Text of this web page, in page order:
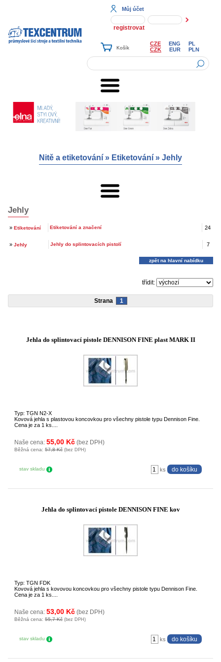
Můj účet
registrovat
CZE ENG
PL
CZK
EUR PLN
Nitě a etiketování » Etiketování » Jehly
Jehly
» Etiketování Etiketování a značení 24
» Jehly Jehly do splintovacích pistolí 7
zpět na hlavní nabídku
třídit:
Strana 1
Jehla do splintovací pistole DENNISON FINE plast MARK II
Typ: TGN N2-X
Kovová jehla s plastovou koncovkou pro všechny pistole typu Dennison Fine.
Cena je za 1 ks....
Naše cena: 55,00 Kč (bez DPH)
Běžná cena: 57,8 Kč (bez DPH)
stav skladu ks
Jehla do splintovací pistole DENNISON FINE kov
Typ: TGN FDK
Kovová jehla s kovovou koncovkou pro všechny pistole typu Dennison Fine.
Cena je za 1 ks....
Naše cena: 53,00 Kč (bez DPH)
Běžná cena: 55,7 Kč (bez DPH)
stav skladu ks